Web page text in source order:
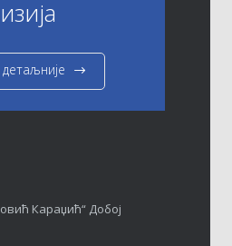
детаљније
Караџић“ Добој